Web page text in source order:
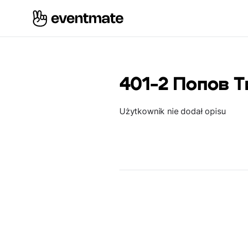
401-2 Попов
Użytkownik nie dodał opisu